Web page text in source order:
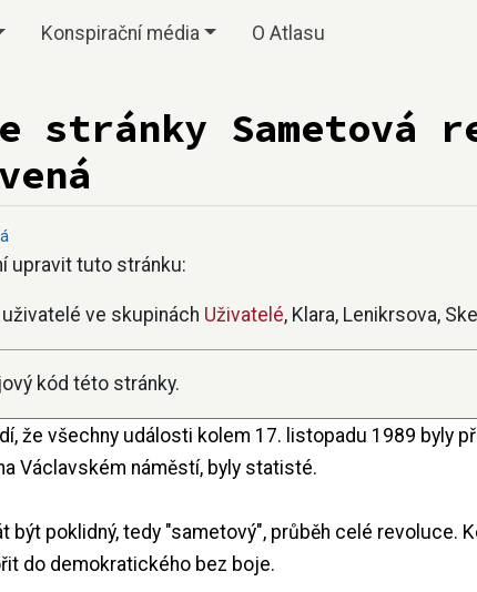
Konspirační média O Atlasu
stránky Sametová
upravit tuto stránku:
ve skupinách Uživatelé, Klara, Lenikrsova,
kód této stránky.